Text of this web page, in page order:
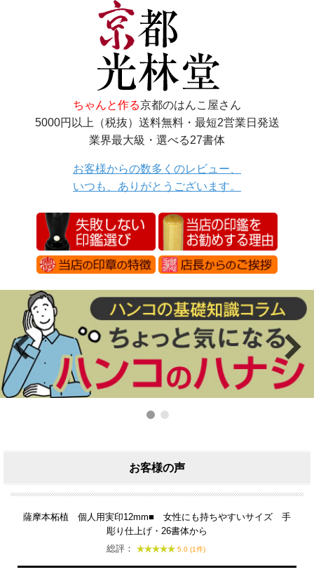
ちゃんと作る京都のはんこ屋さん
5000円以上（税抜）送料無料・最短2営業日発送
業界最大級・選べる27書体
お客様からの数多くのレビュー、
いつも、ありがとうございます。
お客様の声
薩摩本柘植 個人用実印12mm■ 女性にも持ちやすいサイズ 手
彫り仕上げ・26書体から
総評：
5.0 (1件)